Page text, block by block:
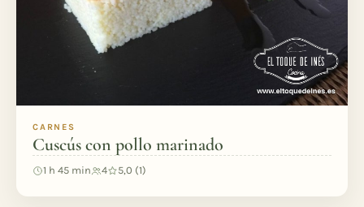
CARNES
Cuscús con pollo marinado
1 h 45 min 4 5,0 (1)